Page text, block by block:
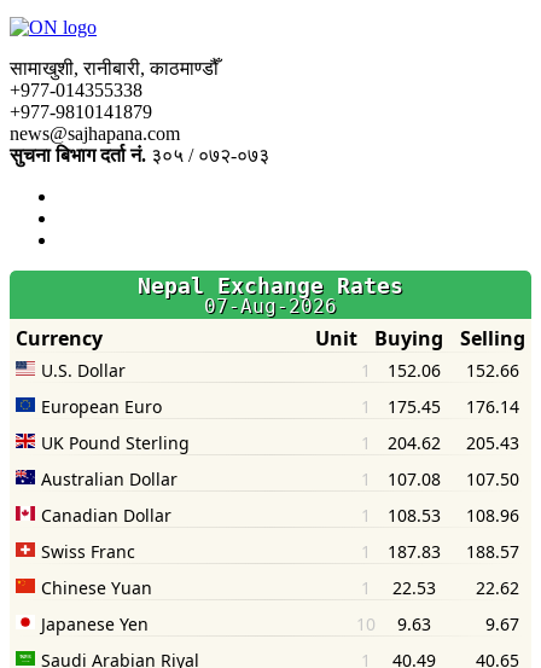
सामाखुशी, रानीबारी, काठमाण्डौँ
+977-014355338
+977-9810141879
news@sajhapana.com
सुचना बिभाग दर्ता नं. ३०५ / ०७२-०७३